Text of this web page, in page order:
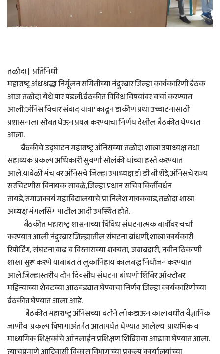
तळोदा | प्रतिनिधी
महाराष्ट्र अंधश्रद्धा निर्मूलन समितीच्या नंदुरबार जिल्हा कार्यकारिणी बैठक
आज तळोदा येथे पार पडली.बैठकीत विविध विषयांवर चर्चा करण्यात
आली.’अंनिस विचार संवाद यात्रा’ काढून डाकीण प्रथा उच्चाटनासाठी
प्रशासनाला सोबत घेऊन प्रयत्न करण्याचा निर्णय देखील बैठकीत घेण्यात
आला.
बैठकीचे उद्घाटन महाराष्ट्र अंनिसच्या तळोदा शाखा उपाध्यक्ष तथा
सहाय्यक प्रकल्प अधिकारी सुवर्णा सोलंकी यांच्या हस्ते करण्यात
आले.यावेळी मंचावर अंनिसचे जिल्हा उपाध्यक्ष डॉ डी बी शेंडे,अंनिसचे राज्य
सरचिटणीस विनायक सावळे,जिल्हा प्रधान सचिव किर्तीवर्धन
तायडे,समाजकार्य महाविद्यालयाचे प्रा निलेश गायकवाड,तळोदा शाखा
अध्यक्ष मंगलसिंग पाटील आदी उपस्थित होते.
बैठकीत महाराष्ट्र शासनाच्या विविध संघटनात्मक बाबींवर चर्चा
करण्यात आली नंदुरबार जिल्ह्यातील संघटना बांधणी,शाखा कार्यकारी
रिपोर्टिंग, संघटना वाढ व विस्ताराच्या शक्यता, जबाबदारी, नवीन ठिकाणी
शाखा सुरू करणे याबाबत तालुकानिहाय कालबद्ध नियोजन करण्यात
आले.जिल्हास्तरीय दोन दिवसीय संघटना बांधणी शिबिर ऑक्टोबर
महिन्याच्या शेवटच्या आठवड्यात घेण्याचा निर्णय जिल्हा कार्यकारिणीच्या
बैठकीत घेण्यात आला आहे.
बैठकीत महाराष्ट्र अंनिसच्या वतीने लॉकडाऊन कालावधीत वैज्ञानिक
जाणीवा प्रकल्प विभागाअंतर्गत आतापर्यंत घेण्यात आलेल्या प्राथमिक व
माध्यमिक शिक्षकांचे ऑनलाईन प्रशिक्षण शिबिराचा आढावा घेण्यात आला.